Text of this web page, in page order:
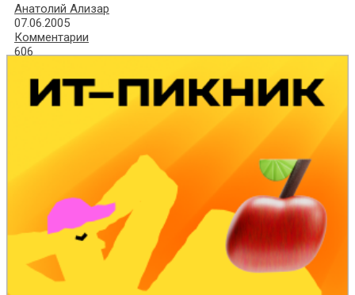
Анатолий Ализар
07.06.2005
Комментарии
606